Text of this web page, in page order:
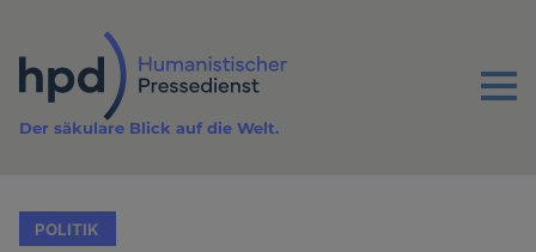
Inhalt
Menu
Der säkulare Blick auf die Welt.
POLITIK